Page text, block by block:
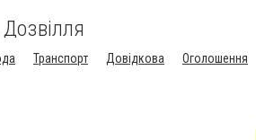
Дозвілля
Транспорт Довідкова Оголошення